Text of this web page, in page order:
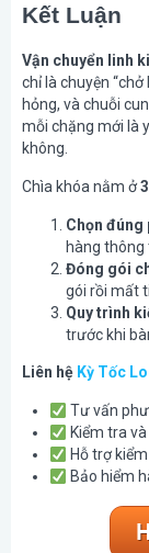
Kết Luận
Vận chuyển linh
chỉ là chuyện
hỏng, và chuỗi
mỗi chặng mới là
không.
Chìa khóa nằm ở
Chọn đúng
hàng
Đóng gói
gói rồi mất
Quy trình
trước khi
Liên hệ Kỳ Tốc
Tư vấn
Kiểm tra
Hỗ trợ
Bảo hiểm